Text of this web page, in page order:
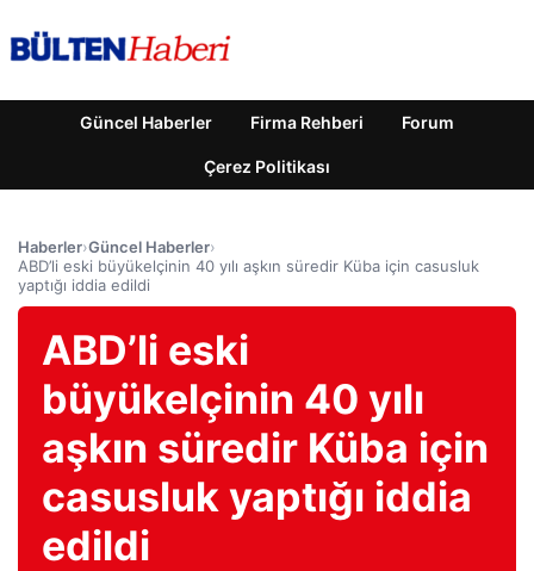
Güncel Haberler Firma Rehberi Forum
Çerez Politikası
Haberler›Güncel Haberler›
ABD’li eski büyükelçinin 40 yılı aşkın süredir Küba için casusluk
yaptığı iddia edildi
ABD’li eski
büyükelçinin 40 yılı
aşkın süredir Küba için
casusluk yaptığı iddia
edildi